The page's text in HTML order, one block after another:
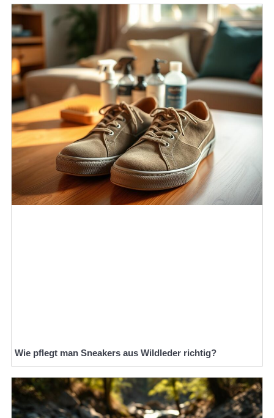
Wie pflegt man Sneakers aus Wildleder richtig?